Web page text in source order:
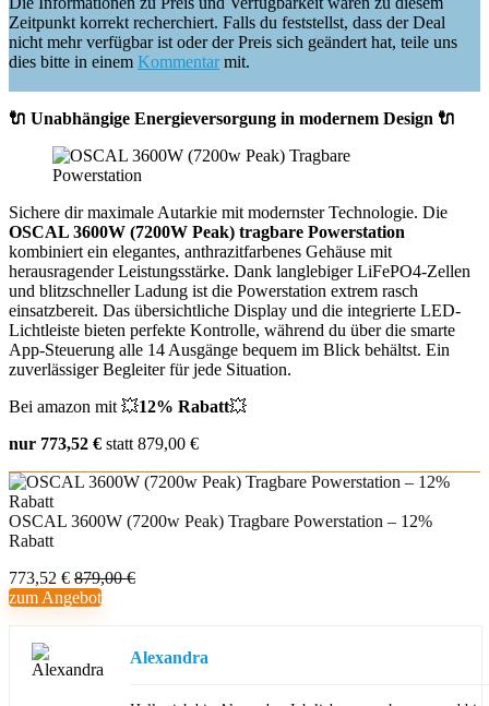
Zeitpunkt korrekt recherchiert. Falls du feststellst, dass der Deal
nicht mehr verfügbar ist oder der Preis sich geändert hat, teile uns
dies bitte in einem Kommentarmit.
🔌 Unabhängige Energieversorgung in modernem Design 🔌
Sichere dir maximale Autarkie mit modernster Technologie. Die
OSCAL 3600W (7200W Peak) tragbare Powerstation
kombiniert ein elegantes, anthrazitfarbenes Gehäuse mit
herausragender Leistungsstärke. Dank langlebiger LiFePO4-Zellen
und blitzschneller Ladung ist die Powerstation extrem rasch
einsatzbereit. Das übersichtliche Display und die integrierte LED-
Lichtleiste bieten perfekte Kontrolle, während du über die smarte
App-Steuerung alle 14 Ausgänge bequem im Blick behältst. Ein
zuverlässiger Begleiter für jede Situation.
Bei amazon mit 💥12% Rabatt💥
nur 773,52 € statt 879,00 €
OSCAL 3600W (7200w Peak) Tragbare Powerstation – 12%
Rabatt
773,52 € 879,00 €
zum Angebot
Alexandra